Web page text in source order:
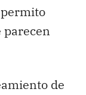
parecen
de